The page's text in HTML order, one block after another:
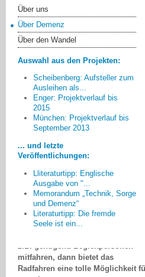
Über uns
Über Demenz
Über den Wandel
Auswahl aus den Projekten:
Scheibenberg: Aufsteller zum
Ausleihen als...
Enger: Projektverlauf bis
2015
München: Projektverlauf bis
September 2013
... und letzte
Veröffentlichungen:
Lliteraturtipp: Englische
Ausgabe von "...
Memorandum „Technik, Sorge
und Demenz“
Literaturtipp: Die fremde
Seele ist ein...
In der Praxis hat sich sehr
schnell herausgestellt, dass
Regel keine Begleitpersonen
ersetzen können. Die Touren
funktionieren viel besser, wenn
Angehörige die Verantwortung für
den erkrankten Partner abgeben
und einfach mitradeln können.
Wenn aber die
Rahmenbedingungen stimmen und
mitfahren, dann bietet das
Radfahren eine tolle Möglichkeit für
gemeinsame